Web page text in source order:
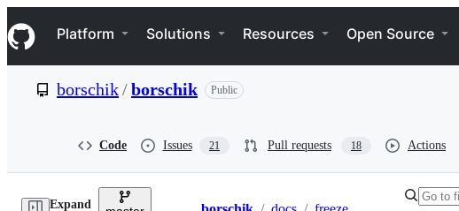
k
i
p
e
Navigation Menu
Platform Solutions Resources Open Source
borschik/borschik Public
Code Issues 21 Pull requests 18 Actions
Expand